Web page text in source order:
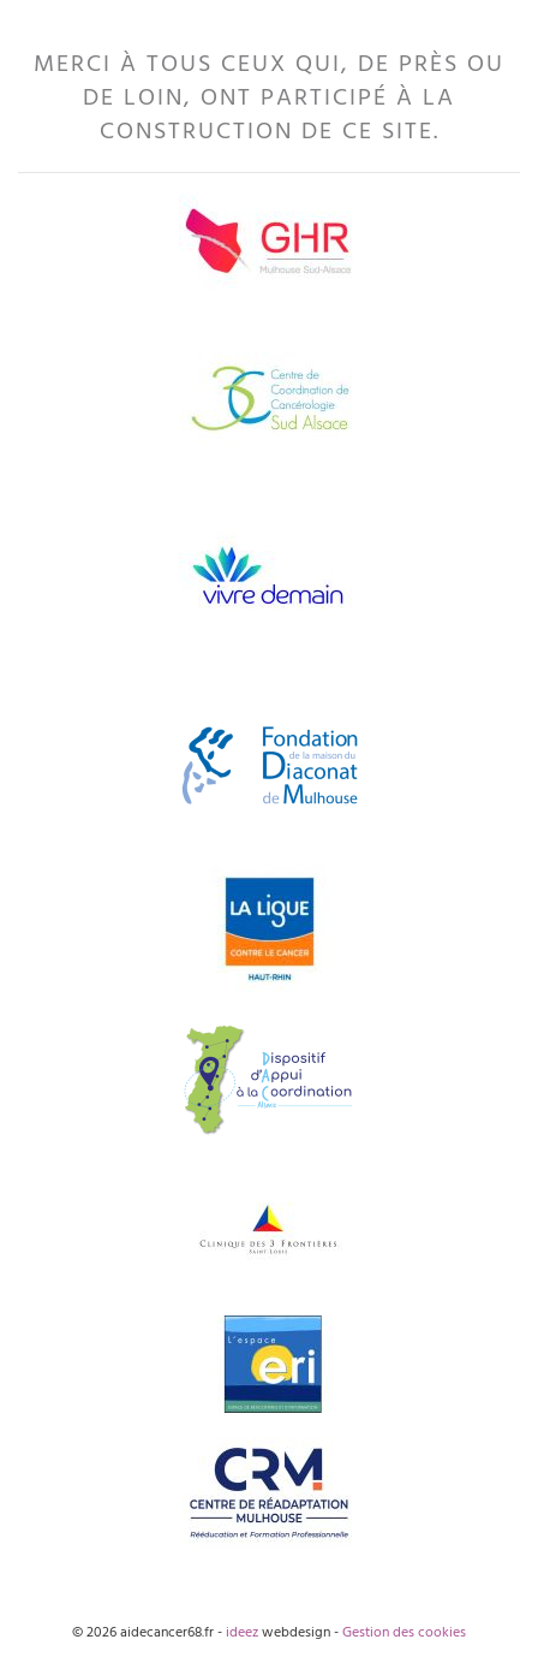
MERCI À TOUS CEUX QUI, DE PRÈS OU
DE LOIN, ONT PARTICIPÉ À LA
CONSTRUCTION DE CE SITE.
© 2026 aidecancer68.fr - ideezwebdesign -Gestion des cookies